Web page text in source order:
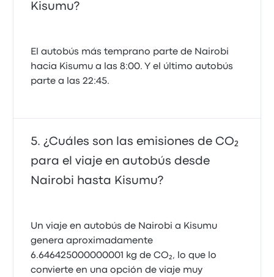
Kisumu?
El autobús más temprano parte de Nairobi
hacia Kisumu a las 8:00. Y el último autobús
parte a las 22:45.
¿Cuáles son las emisiones de CO₂
para el viaje en autobús desde
Nairobi hasta Kisumu?
Un viaje en autobús de Nairobi a Kisumu
genera aproximadamente
6.646425000000001 kg de CO₂, lo que lo
convierte en una opción de viaje muy